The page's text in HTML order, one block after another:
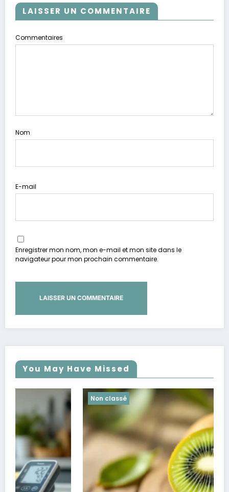
LAISSER UN COMMENTAIRE
Commentaires
Nom
E-mail
Enregistrer mon nom, mon e-mail et mon site dans le
navigateur pour mon prochain commentaire.
You May Have Missed
Non classé